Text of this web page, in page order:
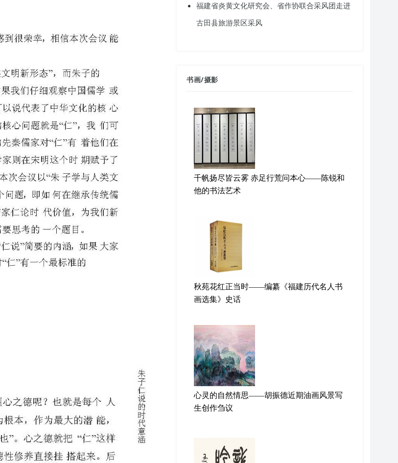
福建省炎黄文化研究会、省作协联合采风团走进
古田县旅游景区采风
书画/摄影
千帆扬尽皆云雾 赤足行荒问本心——陈锐和
他的书法艺术
秋苑花红正当时——编纂《福建历代名人书
画选集》史话
心灵的自然情思——胡振德近期油画风景写
生创作刍议